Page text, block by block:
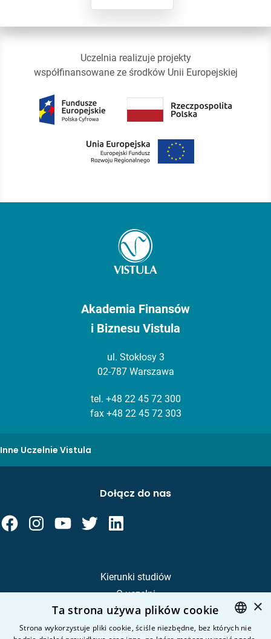
Uczelnia realizuje projekty
współfinansowane ze środków Unii Europejskiej
Akademia Finansów
i Biznesu Vistula
ul. Stokłosy 3
02-787 Warszawa
tel. +48 22 45 72 300
fax +48 22 45 72 303
Inne Uczelnie Vistula
Kierunki studiów
O uczelni
Kandydat
Student
Dołącz do nas
×
Ta strona używa plików cookie
Strona wykorzystuje pliki cookie, ściśle niezbędne, bez których nie